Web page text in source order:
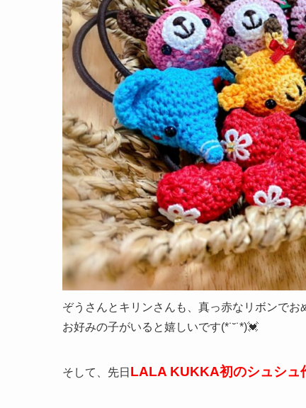
ぞうさんとキリンさんも、真っ赤なリボンで
お好みの子がいると嬉しいです(*˙˘˙*)💓
そして、先日 LALA KUKKA初のシュシュ